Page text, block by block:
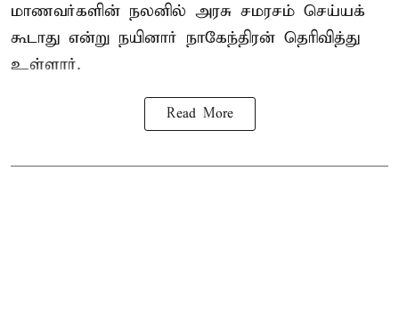
மாணவர்களின் நலனில் அரசு சமரசம் செய்யக்
கூடாது என்று நயினார் நாகேந்திரன் தெரிவித்து
உள்ளார்.
Read More